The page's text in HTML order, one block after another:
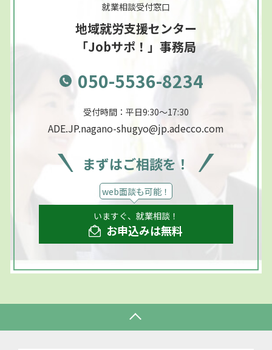
就業相談受付窓口
地域就労支援センター
「Jobサポ！」事務局
050-5536-8234
受付時間：平日9:30～17:30
ADE.JP.nagano-shugyo@jp.adecco.com
まずはご相談を！
web面談も可能！
いますぐ、就業相談！
お申込みは無料